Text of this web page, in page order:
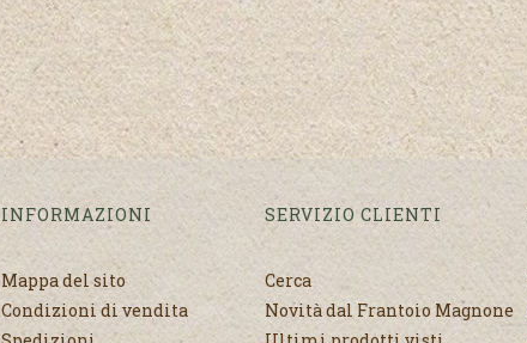
INFORMAZIONI
Mappa del sito
Condizioni di vendita
SERVIZIO CLIENTI
Cerca
Novità dal Frantoio Magnone